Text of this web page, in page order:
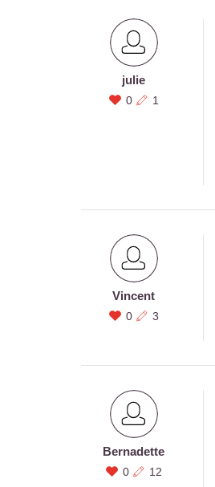
julie
0 1
Vincent
0 3
Bernadette
0 12